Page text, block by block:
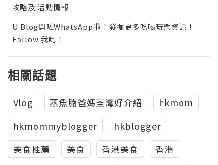
攻略及 活動情報
U Blog開咗WhatsApp啦！發掘更多吃喝玩樂資訊！
Follow 我哋 ！
相關話題
Vlog 蒸魚腩爸媽荃灣好介紹
hkmom
hkmommyblogger
hkblogger
美食推薦
美食 香港美食
香港